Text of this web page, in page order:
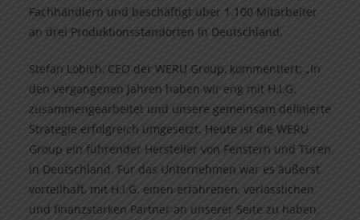
Fachhändlern und beschäftigt über 1.100 Mitarbeiter
an drei Produktionsstandorten in Deutschland.
Stefan Löbich, CEO der WERU Group, kommentiert: „In
den vergangenen Jahren haben wir eng mit H.I.G.
zusammengearbeitet und unsere gemeinsam definierte
Strategie erfolgreich umgesetzt. Heute ist die WERU
Group ein führender Hersteller von Fenstern und Türen
in Deutschland. Für das Unternehmen war es äußerst
vorteilhaft, mit H.I.G. einen erfahrenen, verlässlichen
und finanzstarken Partner an unserer Seite zu haben.